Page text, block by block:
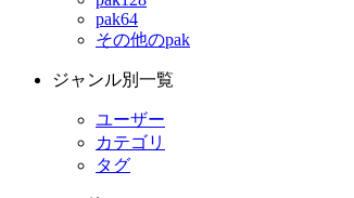
pak64
その他のpak
ジャンル別一覧
ユーザー
カテゴリ
タグ